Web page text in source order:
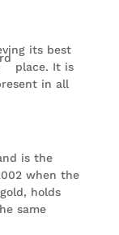
its best
place. It is
in all
is the
when the
holds
same